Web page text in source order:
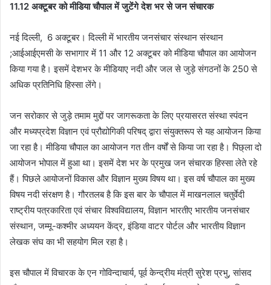
11.12 अक्टूबर को मीडिया चौपाल में जुटेंगे देश भर से जन संचारक
नई दिल्ली, 6 अक्टूबर। दिल्ली में भारतीय जनसंचार संस्थान संस्थान
;आईआईएमसी के सभागार में 11 और 12 अक्टूबर को मीडिया चौपाल का आयोजन
किया गया है। इसमें देशभर के मीडियाए नदी और जल से जुड़े संगठनों के 250 से
अधिक प्रतिनिधि हिस्सा लेंगे।
जन सरोकार से जुड़े तमाम मुद्दों पर जागरूकता के लिए प्रयासरत संस्था स्पंदन
और मध्यप्रदेश विज्ञान एवं प्रौद्योगिकी परिषद् द्वारा संयुक्तरूप से यह आयोजन किया
जा रहा है। मीडिया चौपाल का आयोजन गत तीन वर्षों से किया जा रहा है। पिछ्ला दो
आयोजन भोपाल में हुआ था। इसमें देश भर के प्रमुख जन संचारक हिस्सा लेते रहे
हैं। पिछले आयोजनों विकास और विज्ञान मुख्य विषय था। इस वर्ष चौपाल का मुख्य
विषय नदी संरक्षण है। गौरतलब है कि इस बार के चौपाल में माखनलाल चतुर्वेदी
राष्ट्रीय पत्रकारिता एवं संचार विश्वविद्यालय, विज्ञान भारतीए भारतीय जनसंचार
संस्थान, जम्मू-कश्मीर अध्ययन केंद्र, इंडिया वाटर पोर्टल और भारतीय विज्ञान
लेखक संघ का भी सहयोग मिल रहा है।
इस चौपाल में विचारक के एन गोविन्दाचार्य, पूर्व केन्द्रीय मंत्री सुरेश प्रभु, सांसद